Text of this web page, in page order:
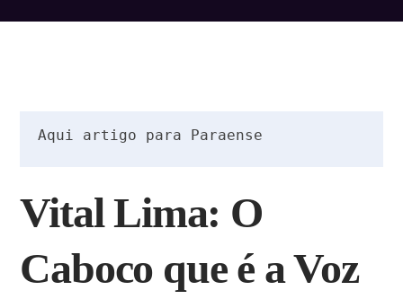
Aqui artigo para Paraense
Vital Lima: O
Caboco que é a Voz